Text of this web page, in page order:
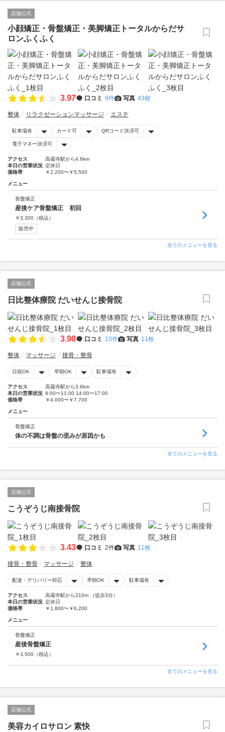
店舗公式
小顔矯正・骨盤矯正・美脚矯正トータルからだサ
ロンふくふく
3.97 口コミ 9件 写真 43枚
整体 リラクゼーションマッサージ エステ
駐車場有 カード可 QRコード決済可
電子マネー決済可
アクセス
高蔵寺駅から4.6km
本日の営業状況 定休日
価格帯
￥2,200〜￥5,500
メニュー
骨盤矯正
産後ケア骨盤矯正 初回
￥3,300 （税込）
販売中
全てのメニューを見る
店舗公式
日比整体療院 だいせんじ接骨院
3.90 口コミ 10件 写真 11枚
整体 マッサージ 接骨・整骨
日祝OK 早朝OK 駐車場有
アクセス
高蔵寺駅から3.6km
本日の営業状況 8:00〜11:00 14:00〜17:00
価格帯
￥4,000〜￥7,700
メニュー
骨盤矯正
体の不調は骨盤の歪みが原因かも
全てのメニューを見る
店舗公式
こうぞうじ南接骨院
3.43 口コミ 2件 写真 11枚
接骨・整骨 マッサージ 整体
配達・デリバリー対応 早朝OK 駐車場有
アクセス
高蔵寺駅から210m （徒歩3分）
本日の営業状況 定休日
価格帯
￥1,800〜￥6,200
メニュー
骨盤矯正
産後骨盤矯正
￥3,500 （税込）
全てのメニューを見る
店舗公式
美容カイロサロン 素快